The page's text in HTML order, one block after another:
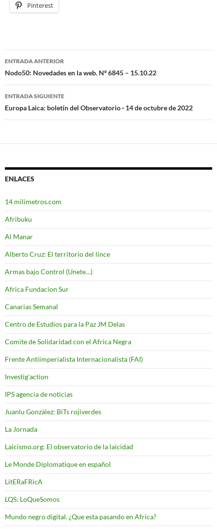
Pinterest
Navegación
de
entradas
ENTRADA ANTERIOR
Nodo50: Novedades en la web. Nº 6845 – 15.10.22
ENTRADA SIGUIENTE
Europa Laica: boletín del Observatorio · 14 de octubre de 2022
ENLACES
14 milimetros.com
Afribuku
Al Manar
Alberto Cruz: El territorio del lince
Armas bajo Control (Unete…)
Africa Fundacion Sur
Canarias Semanal
Centro de Estudios para la Paz JM Delas
Comite de Solidaridad con el Africa Negra
Frente Antiimperialista Internacionalista (FAI)
Investig'action
IPS agencia de noticias
Juanlu González: BiTs rojiverdes
La Jornada
Laicismo.org: El observatorio de la laicidad
Le Monde Diplomatique en español
LitERaFRicA
LQS: LoQueSomos
Mundo negro digital. ¿Que esta pasando en Africa?